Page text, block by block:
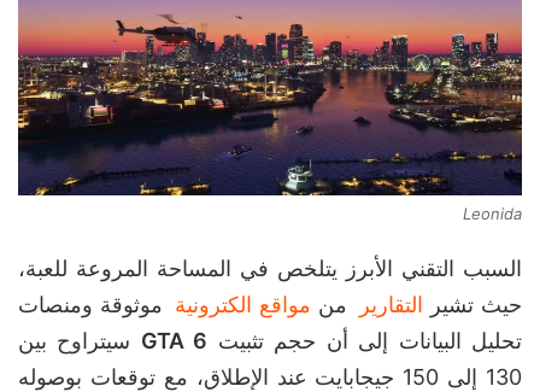
Leonida
السبب التقني الأبرز يتلخص في المساحة المروعة للعبة،
حيث تشير التقارير من مواقع الكترونية موثوقة ومنصات
تحليل البيانات إلى أن حجم تثبيت GTA 6 سيتراوح بين
130 إلى 150 جيجابايت عند الإطلاق، مع توقعات بوصوله